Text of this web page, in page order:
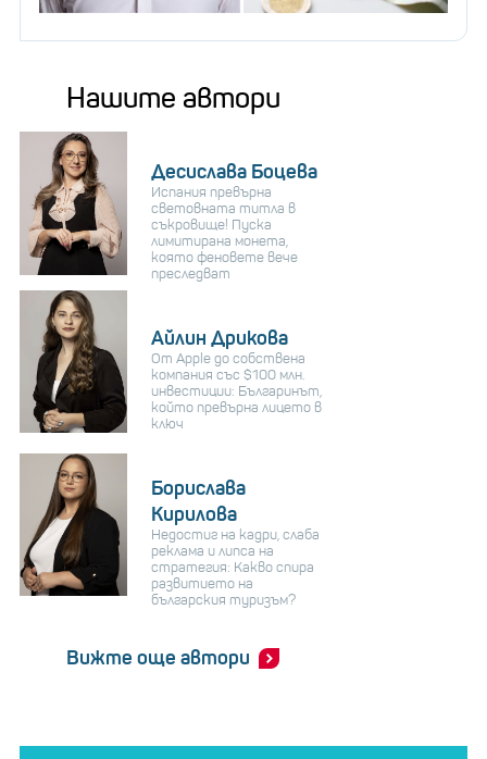
Нашите автори
Десислава Боцева
Испания превърна
световната титла в
съкровище! Пуска
лимитирана монета,
която феновете вече
преследват
Айлин Дрикова
От Apple до собствена
компания със $100 млн.
инвестиции: Българинът,
който превърна лицето в
ключ
Борислава
Кирилова
Недостиг на кадри, слаба
реклама и липса на
стратегия: Какво спира
развитието на
българския туризъм?
Вижте още автори